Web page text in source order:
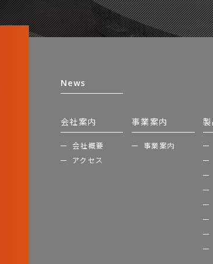
News
会社案内
会社概要
アクセス
事業案内
事業案内